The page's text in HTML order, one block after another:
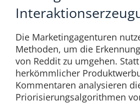
Die Marketingagenturen
Methoden, um die
von Reddit zu umgehen. Statt
herkömmlicher
Kommentaren analysieren
Priorisierungsalgorithmen